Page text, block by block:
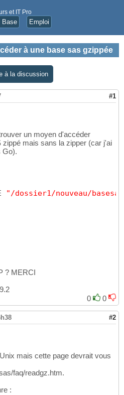
et IT Pro
Base Emploi
à une base sas gzippée
à la discussion
#1
un moyen d'accéder
mais sans la zipper (car j'ai
Go).
"/dossier1/nouveau/
? MERCI
0
0
#2
mais cette page devrait vous
faq/readgz.htm.
: